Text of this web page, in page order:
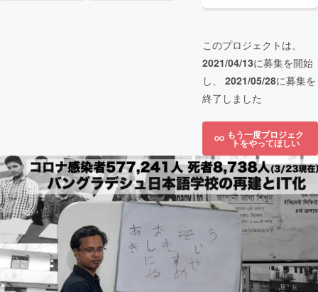
このプロジェクトは、
2021/04/13に募集を開始
し、 2021/05/28に募集を
終了しました
もう一度プロジェク
トをやってほしい